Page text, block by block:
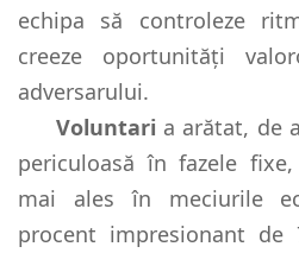
echipa să controleze
creeze oportunități
adversarului.
Voluntari a arătat, de
periculoasă în fazele
mai ales în meciurile
procent impresionant de